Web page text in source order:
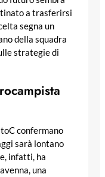
a trasferirsi
segna un
della squadra
strategie di
confermano
sarà lontano
infatti, ha
una